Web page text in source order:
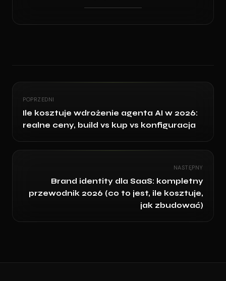
POPRZEDNI
Ile kosztuje wdrożenie agenta AI w 2026:
realne ceny, build vs kup vs konfiguracja
NASTĘPNY
Brand identity dla SaaS: kompletny
przewodnik 2026 (co to jest, ile kosztuje,
jak zbudować)